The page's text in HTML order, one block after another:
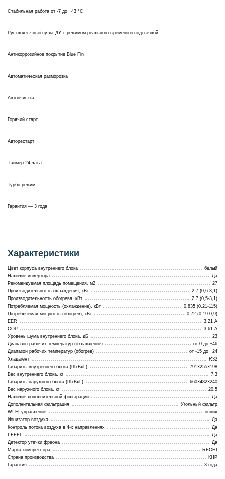
Стабильная работа от -7 до +43 °C
Русскоязычный пульт ДУ с режимом реального времени и подсветкой
Антикоррозийное покрытие Blue Fin
Автоматическая разморозка
Автоочистка
Горячий старт
Авторестарт
Таймер 24 часа
Турбо режим
Гарантия — 3 года
Характеристики
Цвет корпуса внутреннего блока
белый
Наличие инвертора
Да
Рекомендуемая площадь помещения, м2
27
Производительность охлаждения, кВт
2,7 (0,6-3,1)
Производительность обогрева, кВт
2,7 (0,5-3,1)
Потребляемая мощность (охлаждение), кВт
0,835 (0,21-115)
Потребляемая мощность (обогрев), кВт
0,72 (0,19-0,9)
EER
3,21 A
COP
3,61 A
Уровень шума внутреннего блока, дБ
23
Диапазон рабочих температур (охлаждение)
от 0 до +46
Диапазон рабочих температур (обогрев)
от -15 до +24
Хладагент
R32
Габариты внутреннего блока (ШхВхГ)
791×255×198
Вес внутреннего блока, кг
7,3
Габариты наружного блока (ШхВхГ)
660×482×240
Вес наружного блока, кг
20,5
Наличие дополнительной фильтрации
Да
Дополнительная фильтрация
Угольный фильтр
WI-FI управление
опция
Ионизатор воздуха
Да
Контроль потока воздуха в 4-х направлениях
Да
I FEEL
Да
Детектор утечки фреона
Да
Марка компрессора
RECHI
Страна производства
КНР
Гарантия
3 года